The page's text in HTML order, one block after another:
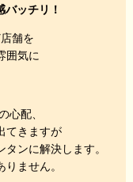
ッチリ！
舗を
囲気に
心配、
てきますが
タンに解決します。
ません。